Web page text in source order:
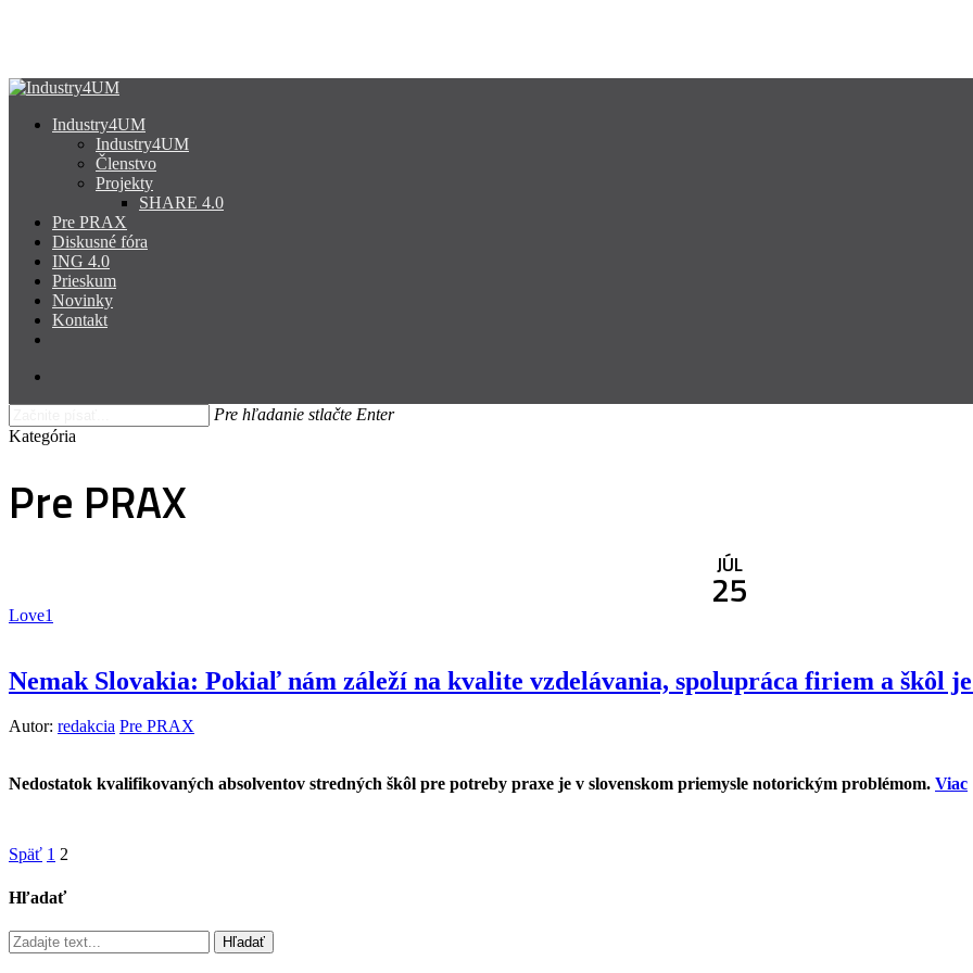
content
search
Menu
Industry4UM
Industry4UM
Členstvo
Projekty
SHARE 4.0
Pre PRAX
Diskusné fóra
ING 4.0
Prieskum
Novinky
Kontakt
Pre hľadanie stlačte Enter
Close
Kategória
Pre PRAX
JÚL
25
Love1
Nemak Slovakia: Pokiaľ nám záleží na kvalite vzdelávania, spolupráca firiem a škôl
Autor: redakcia Pre PRAX
Nedostatok kvalifikovaných absolventov stredných škôl pre potreby praxe je v slovenskom priemysle notorickým problémom. Viac
Späť 1 2
Hľadať
Hľadať